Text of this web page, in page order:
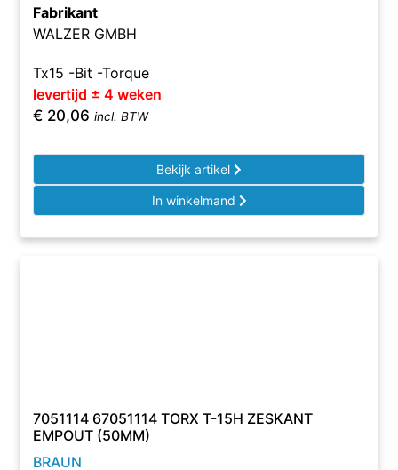
Fabrikant
WALZER GMBH
Tx15 -Bit -Torque
levertijd ± 4 weken
€ 20,06 incl. BTW
Bekijk artikel
In winkelmand
7051114 67051114 TORX T-15H ZESKANT
EMPOUT (50MM)
BRAUN